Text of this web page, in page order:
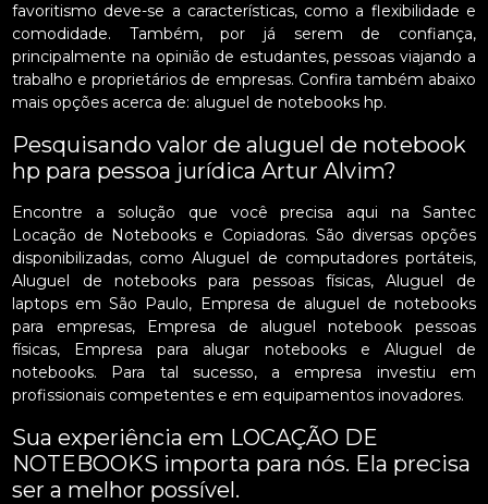
favoritismo deve-se a características, como a flexibilidade e
comodidade. Também, por já serem de confiança,
principalmente na opinião de estudantes, pessoas viajando a
trabalho e proprietários de empresas. Confira também abaixo
mais opções acerca de: aluguel de notebooks hp.
Pesquisando valor de aluguel de notebook
hp para pessoa jurídica Artur Alvim?
Encontre a solução que você precisa aqui na Santec
Locação de Notebooks e Copiadoras. São diversas opções
disponibilizadas, como Aluguel de computadores portáteis,
Aluguel de notebooks para pessoas físicas, Aluguel de
laptops em São Paulo, Empresa de aluguel de notebooks
para empresas, Empresa de aluguel notebook pessoas
físicas, Empresa para alugar notebooks e Aluguel de
notebooks. Para tal sucesso, a empresa investiu em
profissionais competentes e em equipamentos inovadores.
Sua experiência em LOCAÇÃO DE
NOTEBOOKS importa para nós. Ela precisa
ser a melhor possível.